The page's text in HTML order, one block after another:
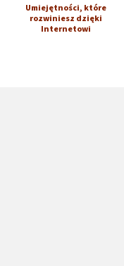
Umiejętności, które
rozwiniesz dzięki
Internetowi